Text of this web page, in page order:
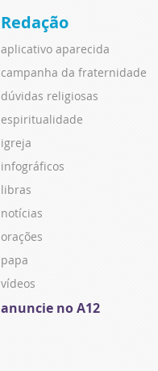
Redação
aplicativo aparecida
campanha da fraternidade
dúvidas religiosas
espiritualidade
igreja
infográficos
libras
notícias
orações
papa
vídeos
anuncie no A12